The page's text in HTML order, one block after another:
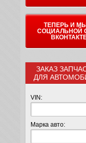
ТЕПЕРЬ И
СОЦИАЛЬНОЙ
ЗАКАЗ
ДЛЯ
VIN:
Марка авто: